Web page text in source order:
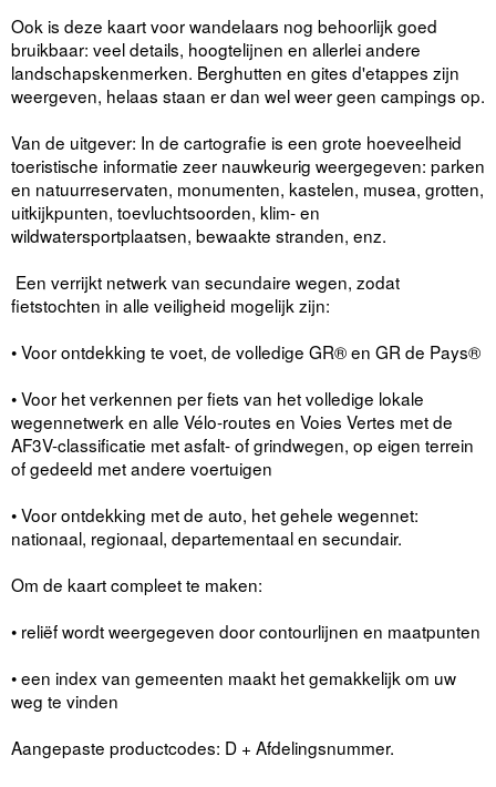
Ook is deze kaart voor wandelaars nog behoorlijk goed
bruikbaar: veel details, hoogtelijnen en allerlei andere
landschapskenmerken. Berghutten en gites d'etappes zijn
weergeven, helaas staan er dan wel weer geen campings op.
Van de uitgever: In de cartografie is een grote hoeveelheid
toeristische informatie zeer nauwkeurig weergegeven: parken
en natuurreservaten, monumenten, kastelen, musea, grotten,
uitkijkpunten, toevluchtsoorden, klim- en
wildwatersportplaatsen, bewaakte stranden, enz.
Een verrijkt netwerk van secundaire wegen, zodat
fietstochten in alle veiligheid mogelijk zijn:
• Voor ontdekking te voet, de volledige GR® en GR de Pays®
• Voor het verkennen per fiets van het volledige lokale
wegennetwerk en alle Vélo-routes en Voies Vertes met de
AF3V-classificatie met asfalt- of grindwegen, op eigen terrein
of gedeeld met andere voertuigen
• Voor ontdekking met de auto, het gehele wegennet:
nationaal, regionaal, departementaal en secundair.
Om de kaart compleet te maken:
• reliëf wordt weergegeven door contourlijnen en maatpunten
• een index van gemeenten maakt het gemakkelijk om uw
weg te vinden
Aangepaste productcodes: D + Afdelingsnummer.